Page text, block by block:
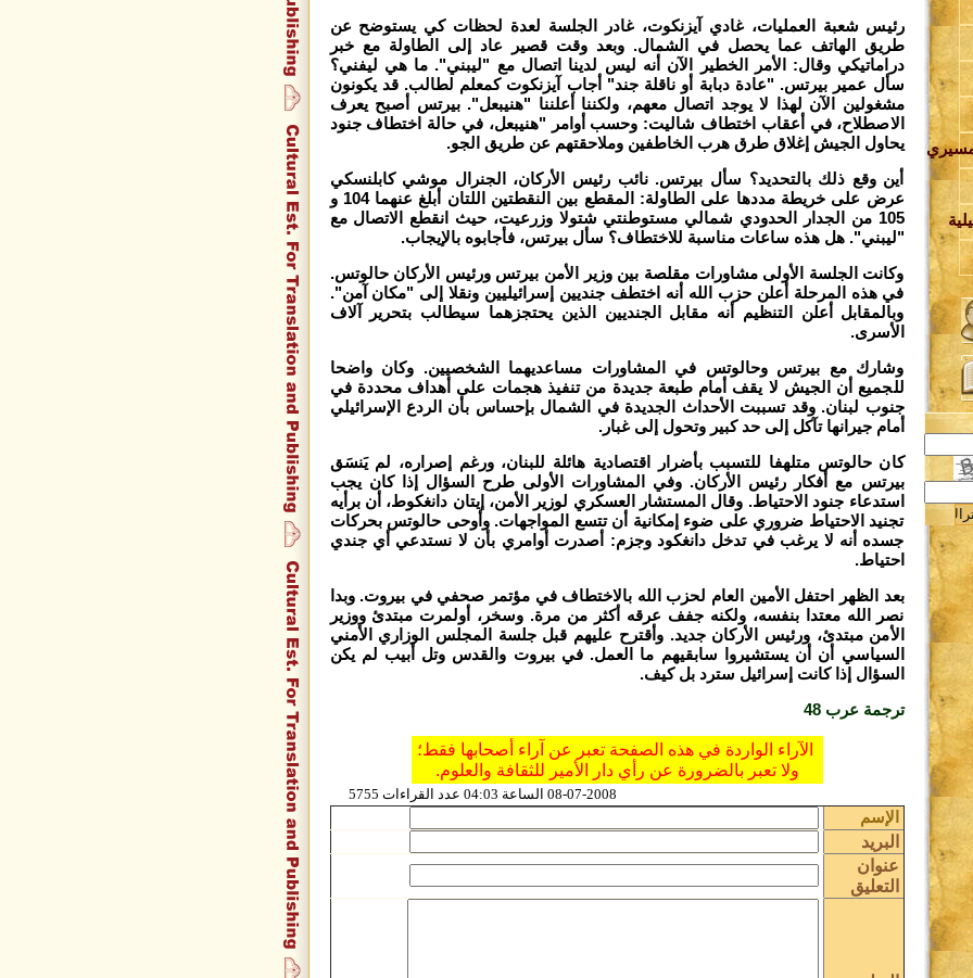
رئيس شعبة العمليات، غادي آيزنكوت، غادر الجلسة لعدة لحظات كي يستوضح عن
طريق الهاتف عما يحصل في الشمال. وبعد وقت قصير عاد إلى الطاولة مع خبر
دراماتيكي وقال: الأمر الخطير الآن أنه ليس لدينا اتصال مع "ليبني". ما هي ليفني؟
سأل عمير بيرتس. "عادة دبابة أو ناقلة جند" أجاب آيزنكوت كمعلم لطالب. قد يكونون
مشغولين الآن لهذا لا يوجد اتصال معهم، ولكننا أعلننا "هنيبعل". بيرتس أصبح يعرف
الاصطلاح، في أعقاب اختطاف شاليت: وحسب أوامر "هنيبعل، في حالة اختطاف جنود
يحاول الجيش إغلاق طرق هرب الخاطفين وملاحقتهم عن طريق الجو.
أين وقع ذلك بالتحديد؟ سأل بيرتس. نائب رئيس الأركان، الجنرال موشي كابلنسكي
عرض على خريطة مددها على الطاولة: المقطع بين النقطتين اللتان أبلغ عنهما 104 و
105 من الجدار الحدودي شمالي مستوطنتي شتولا وزرعيت، حيث انقطع الاتصال مع
"ليبني". هل هذه ساعات مناسبة للاختطاف؟ سأل بيرتس، فأجابوه بالإيجاب.
وكانت الجلسة الأولى مشاورات مقلصة بين وزير الأمن بيرتس ورئيس الأركان حالوتس.
في هذه المرحلة أعلن حزب الله أنه اختطف جنديين إسرائيليين ونقلا إلى "مكان آمن".
وبالمقابل أعلن التنظيم أنه مقابل الجنديين الذين يحتجزهما سيطالب بتحرير آلاف
الأسرى.
وشارك مع بيرتس وحالوتس في المشاورات مساعديهما الشخصيين. وكان واضحا
للجميع أن الجيش لا يقف أمام طبعة جديدة من تنفيذ هجمات على أهداف محددة في
جنوب لبنان. وقد تسببت الأحداث الجديدة في الشمال بإحساس بأن الردع الإسرائيلي
أمام جيرانها تآكل إلى حد كبير وتحول إلى غبار.
كان حالوتس متلهفا للتسبب بأضرار اقتصادية هائلة للبنان، ورغم إصراره، لم يَنسَق
بيرتس مع أفكار رئيس الأركان. وفي المشاورات الأولى طرح السؤال إذا كان يجب
استدعاء جنود الاحتياط. وقال المستشار العسكري لوزير الأمن، إيتان دانغكوط، أن برأيه
تجنيد الاحتياط ضروري على ضوء إمكانية أن تتسع المواجهات. وأوحى حالوتس بحركات
جسده أنه لا يرغب في تدخل دانغكود وجزم: أصدرت أوامري بأن لا نستدعي أي جندي
احتياط.
بعد الظهر احتفل الأمين العام لحزب الله بالاختطاف في مؤتمر صحفي في بيروت. وبدا
نصر الله معتدا بنفسه، ولكنه جفف عرقه أكثر من مرة. وسخر، أولمرت مبتدئ ووزير
الأمن مبتدئ، ورئيس الأركان جديد. وأقترح عليهم قبل جلسة المجلس الوزاري الأمني
السياسي أن أن يستشيروا سابقيهم ما العمل. في بيروت والقدس وتل أبيب لم يكن
السؤال إذا كانت إسرائيل سترد بل كيف.
ترجمة عرب 48
الآراء الواردة في هذه الصفحة تعبر عن آراء أصحابها فقط؛
ولا تعبر بالضرورة عن رأي دار الأمير للثقافة والعلوم.
08-07-2008 الساعة 04:03 عدد القراءات 5755
الإسم
البريد
عنوان
التعليق